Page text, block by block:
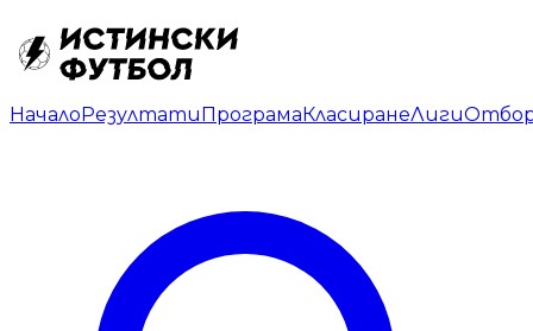
НачалоРезултатиПрограмаКласиранеЛиги